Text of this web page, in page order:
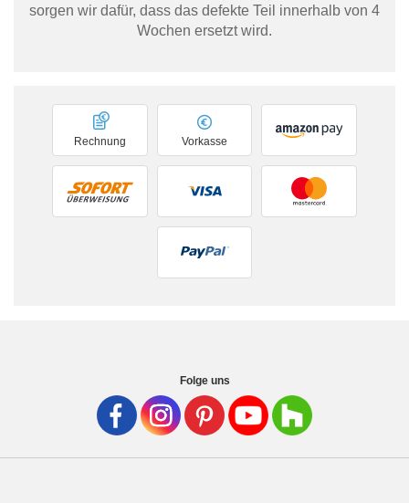
sorgen wir dafür, dass das defekte Teil innerhalb von 4
Wochen ersetzt wird.
Vorkasse
Rechnung
Folge uns